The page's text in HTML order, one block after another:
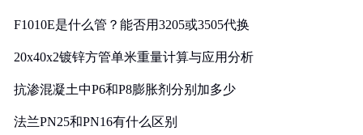
F1010E是什么管？能否用3205或3505代换
20x40x2镀锌方管单米重量计算与应用分析
抗渗混凝土中P6和P8膨胀剂分别加多少
法兰PN25和PN16有什么区别